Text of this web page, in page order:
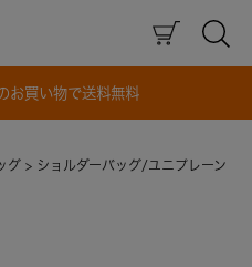
お買い物で送料無料
グ ショルダーバッグ/ユニプレーン